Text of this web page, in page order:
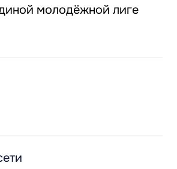
молодёжной лиге